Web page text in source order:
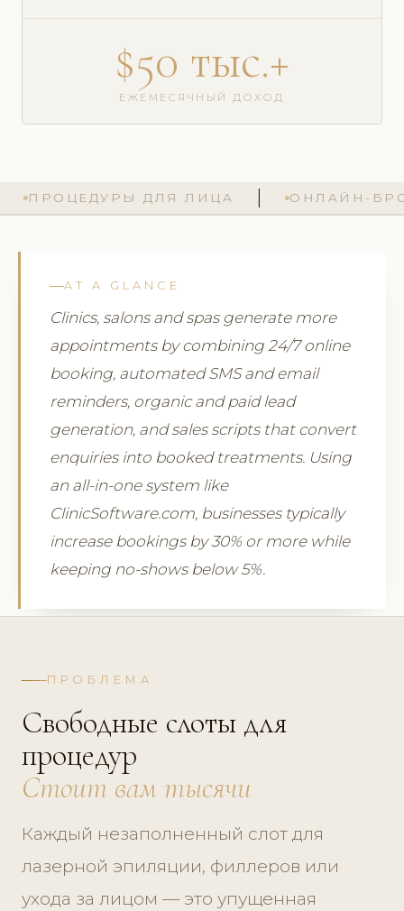
$50 тыс.+
ЕЖЕМЕСЯЧНЫЙ ДОХОД
ДЛЯ ЛИЦА ОНЛАЙН-
AT A GLANCE
Clinics, salons and spas generate more
appointments by combining 24/7 online
booking, automated SMS and email
reminders, organic and paid lead
generation, and sales scripts that convert
enquiries into booked treatments. Using
an all-in-one system like
ClinicSoftware.com, businesses typically
increase bookings by 30% or more while
keeping no-shows below 5%.
ПРОБЛЕМА
Свободные слоты для
процедур
Стоит вам тысячи
Каждый незаполненный слот для
лазерной эпиляции, филлеров или
ухода за лицом — это упущенная